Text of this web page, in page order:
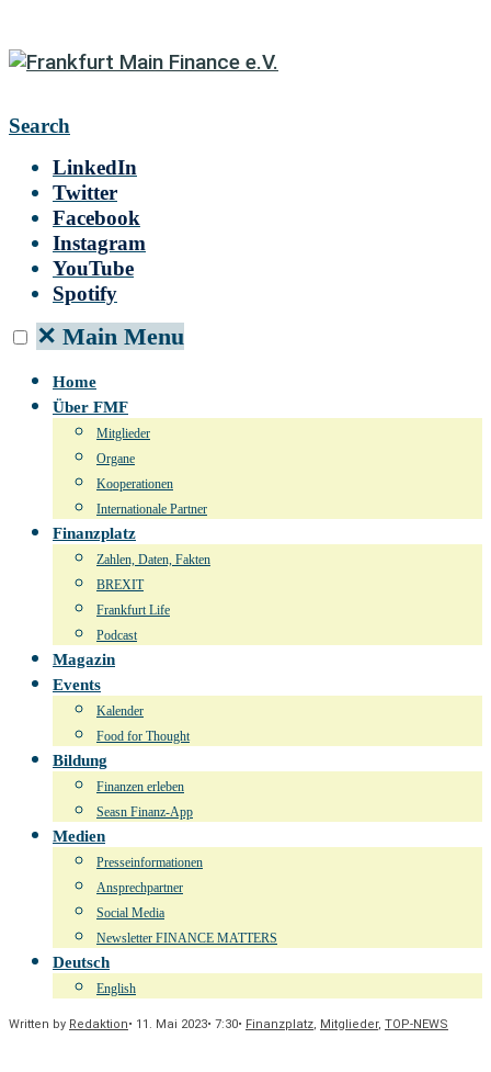
Search
LinkedIn
Twitter
Facebook
Instagram
YouTube
Spotify
✕ Main Menu
Home
Über FMF
Mitglieder
Organe
Kooperationen
Internationale Partner
Finanzplatz
Zahlen, Daten, Fakten
BREXIT
Frankfurt Life
Podcast
Magazin
Events
Kalender
Food for Thought
Bildung
Finanzen erleben
Seasn Finanz-App
Medien
Presseinformationen
Ansprechpartner
Social Media
Newsletter FINANCE MATTERS
Deutsch
English
Written by Redaktion• 11. Mai 2023• 7:30• Finanzplatz, Mitglieder, TOP-NEWS